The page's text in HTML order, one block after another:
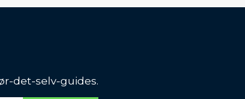
det-selv-guides.